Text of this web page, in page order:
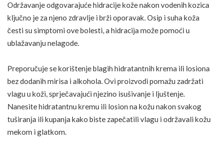
Održavanje odgovarajuće hidracije kože nakon vodenih kozica
ključno je za njeno zdravlje i brži oporavak. Osip i suha koža
česti su simptomi ove bolesti, a hidracija može pomoći u
ublažavanju nelagode.
Preporučuje se korištenje blagih hidratantnih krema ili losiona
bez dodanih mirisa i alkohola. Ovi proizvodi pomažu zadržati
vlagu u koži, sprječavajući njezino isušivanje i ljuštenje.
Nanesite hidratantnu kremu ili losion na kožu nakon svakog
tuširanja ili kupanja kako biste zapečatili vlagu i održavali kožu
mekom i glatkom.